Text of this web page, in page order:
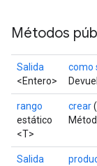
Métodos
Salida
<Entero>
como
rango
estático
<T>
crear
Salida